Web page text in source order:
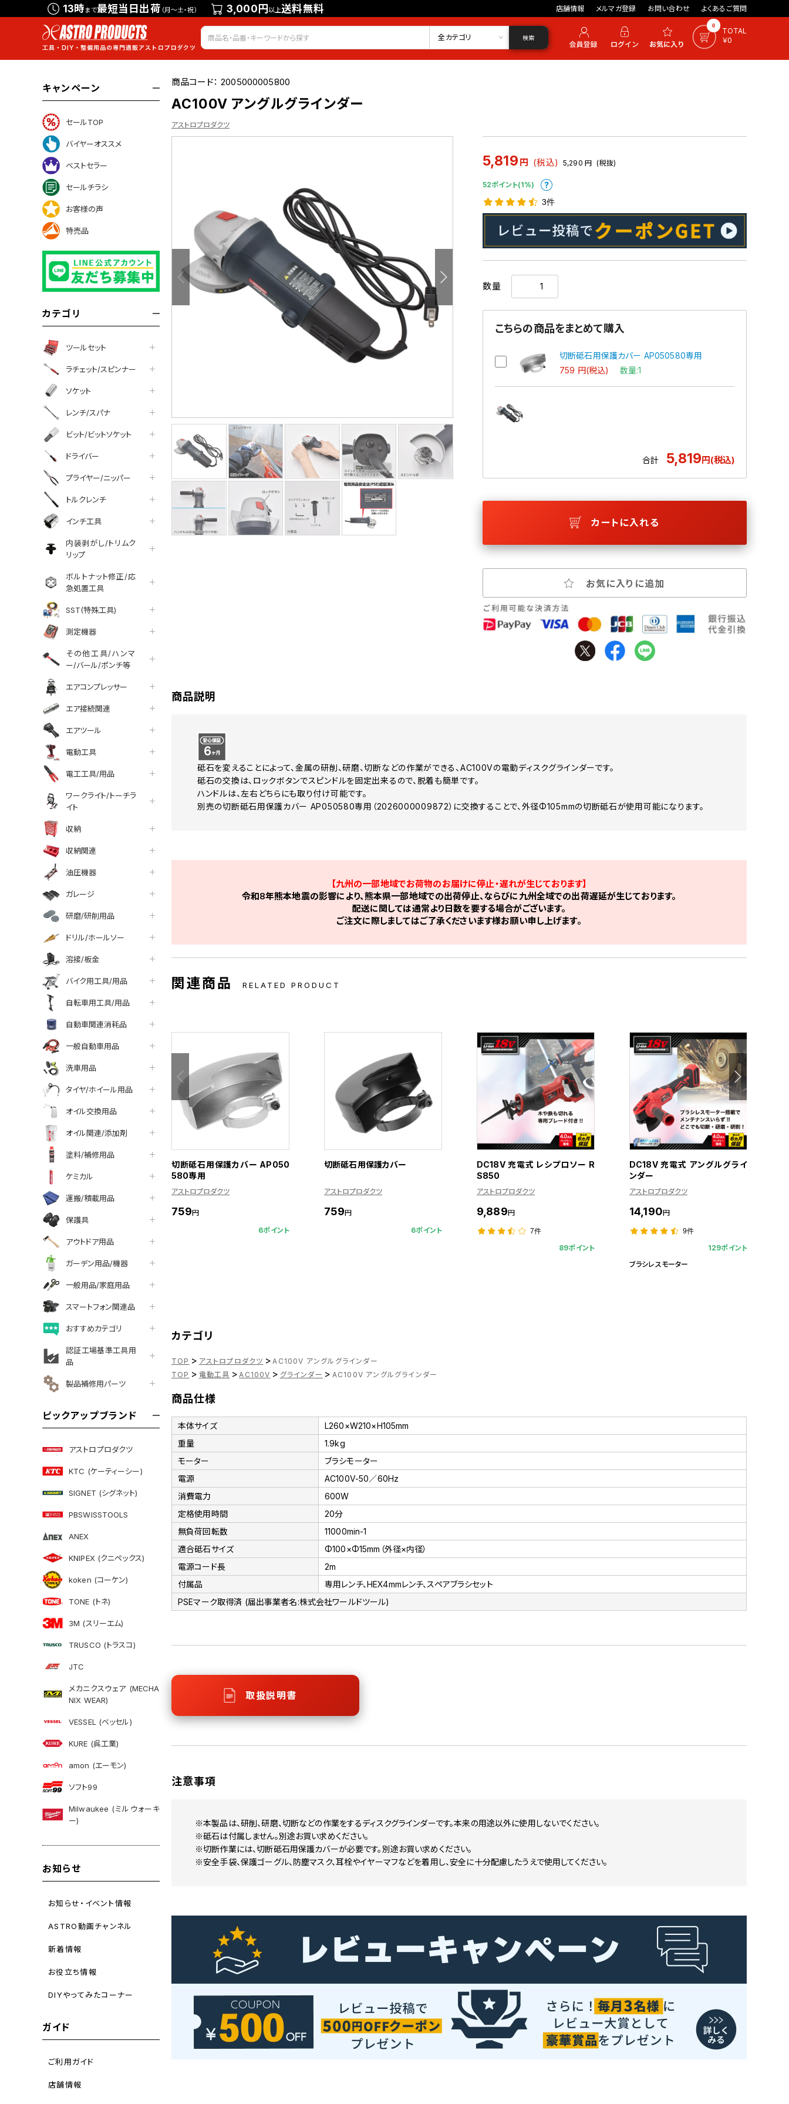
13時まで最短当日出荷 （月～土・祝） 3,000円以上送料無料 店舗情報 メルマガ登録 お問い合わせ よくあるご質問
会員登録 ログイン お気に入り 0
TOTAL
￥0
全カテゴリ 検索
キャンペーン
セールTOP
バイヤーオススメ
ベストセラー
セールチラシ
お客様の声
特売品
カテゴリ
ツールセット
ラチェット/スピンナー
ソケット
レンチ/スパナ
ビット/ビットソケット
ドライバー
プライヤー/ニッパー
トルクレンチ
インチ工具
内装剥がし/トリムク
リップ
ボルトナット修正/応
急処置工具
SST(特殊工具)
測定機器
その他工具/ハンマ
ー/バール/ポンチ等
エアコンプレッサー
エア接続関連
エアツール
電動工具
電工工具/用品
ワークライト/トーチラ
イト
収納
収納関連
油圧機器
ガレージ
研磨/研削用品
ドリル/ホールソー
溶接/板金
バイク用工具/用品
自転車用工具/用品
自動車関連消耗品
一般自動車用品
洗車用品
タイヤ/ホイール用品
オイル交換用品
オイル関連/添加剤
塗料/補修用品
ケミカル
運搬/積載用品
保護具
アウトドア用品
ガーデン用品/機器
一般用品/家庭用品
スマートフォン関連品
おすすめカテゴリ
認証工場基準工具用
品
製品補修用パーツ
ピックアップブランド
アストロプロダクツ
KTC (ケーティーシー)
SIGNET (シグネット)
PBSWISSTOOLS
ANEX
KNIPEX (クニペックス)
koken (コーケン)
TONE (トネ)
3M (スリーエム)
TRUSCO (トラスコ)
JTC
メカニクスウェア (MECHA
NIX WEAR)
VESSEL (ベッセル)
KURE (呉工業)
amon (エーモン)
ソフト99
Milwaukee (ミルウォーキ
ー)
お知らせ
お知らせ・イベント情報
ASTRO動画チャンネル
新着情報
お役立ち情報
DIYやってみたコーナー
ガイド
ご利用ガイド
店舗情報
商品コード：2005000005800
AC100V アングルグラインダー
アストロプロダクツ
5,819 円 (税込) 5,290 円 (税抜)
52ポイント(1%)
3件
数量
こちらの商品をまとめて購入
切断砥石用保護カバー AP050580専用
759 円(税込) 数量:1
合計 5,819円(税込)
カートに入れる
お気に入りに追加
商品説明
砥石を変えることによって、金属の研削、研磨、切断などの作業ができる、AC100Vの電動ディスクグラインダーです。
砥石の交換は、ロックボタンでスピンドルを固定出来るので、脱着も簡単です。
ハンドルは、左右どちらにも取り付け可能です。
別売の切断砥石用保護カバー AP050580専用（2026000009872）に交換することで、外径Φ105mmの切断砥石が使用可能になります。
【九州の一部地域でお荷物のお届けに停止・遅れが生じております】
令和8年熊本地震の影響により、熊本県一部地域での出荷停止、ならびに九州全域での出荷遅延が生じております。
配送に関しては通常より日数を要する場合がございます。
ご注文に際しましてはご了承くださいます様お願い申し上げます。
関連商品 RELATED PRODUCT
切断砥石用保護カバー AP050
580専用
アストロプロダクツ
759円
6ポイント
切断砥石用保護カバー
アストロプロダクツ
759円
6ポイント
DC18V 充電式 レシプロソー R
S850
アストロプロダクツ
9,889円
7件
89ポイント
DC18V 充電式 アングルグライ
ンダー
アストロプロダクツ
14,190円
9件
129ポイント
ブラシレスモーター
カテゴリ
TOP > アストロプロダクツ > AC100V アングルグラインダー
TOP > 電動工具 > AC100V > グラインダー > AC100V アングルグラインダー
商品仕様
本体サイズ
L260×W210×H105mm
重量
1.9kg
モーター
ブラシモーター
電源
AC100V-50／60Hz
消費電力
600W
定格使用時間
20分
無負荷回転数
11000min-1
適合砥石サイズ
Φ100×Φ15mm（外径×内径）
電源コード長
2m
付属品
専用レンチ、HEX4mmレンチ、スペアブラシセット
PSEマーク取得済 (届出事業者名:株式会社ワールドツール)
取扱説明書
注意事項
※本製品は、研削、研磨、切断などの作業をするディスクグラインダーです。本来の用途以外に使用しないでください。
※砥石は付属しません。別途お買い求めください。
※切断作業には、切断砥石用保護カバーが必要です。別途お買い求めください。
※安全手袋、保護ゴーグル、防塵マスク、耳栓やイヤーマフなどを着用し、安全に十分配慮したうえで使用してください。